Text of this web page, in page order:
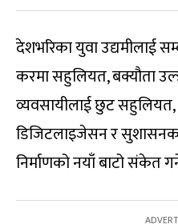
देशभरिका युवा उद्यमीलाई
करमा सहुलियत, बक्यौता
व्यवसायीलाई छुट सहुलियत,
डिजिटलाइजेसन र
निर्माणको नयाँ बाटो संकेत